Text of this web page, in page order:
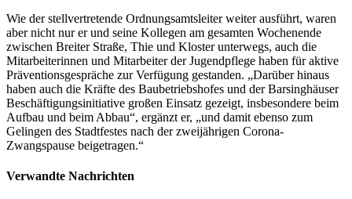
Wie der stellvertretende Ordnungsamtsleiter weiter ausführt, waren
aber nicht nur er und seine Kollegen am gesamten Wochenende
zwischen Breiter Straße, Thie und Kloster unterwegs, auch die
Mitarbeiterinnen und Mitarbeiter der Jugendpflege haben für aktive
Präventionsgespräche zur Verfügung gestanden. „Darüber hinaus
haben auch die Kräfte des Baubetriebshofes und der Barsinghäuser
Beschäftigungsinitiative großen Einsatz gezeigt, insbesondere beim
Aufbau und beim Abbau“, ergänzt er, „und damit ebenso zum
Gelingen des Stadtfestes nach der zweijährigen Corona-
Zwangspause beigetragen.“
Verwandte Nachrichten